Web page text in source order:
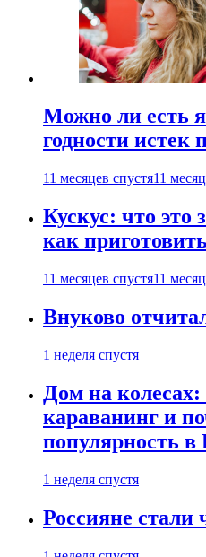
Можно ли есть
годности истек
11 месяцев спустя11
Кускус: что это
как
11 месяцев спустя11
Внуково
1 неделя спустя
Дом на колесах:
караванинг и
популярность в
1 неделя спустя
Россияне стали